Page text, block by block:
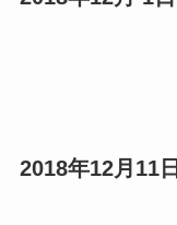
2018年12月11